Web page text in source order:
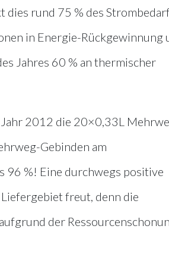
rund 75 % des
in Energie-Rückgewinnung
Jahres 60 % an thermischer
2012 die 20×0,33L
Gebinden am
96 %! Eine durchwegs positive
freut, denn die
der